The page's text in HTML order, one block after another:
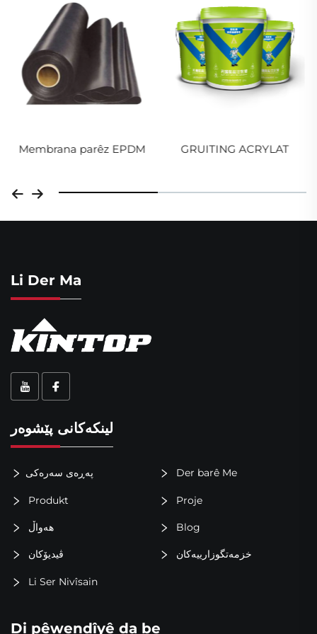
گوانگژوو
Membrana parêz EPDM GRUITING ACRYLAT
Li Der Ma
لینکەکانی پێشوەر
پەڕەی سەرەکی Der barê Me
Produkt Proje
هەواڵ Blog
ڤیدیۆکان خزمەتگوزارییەکان
Li Ser Nivîsain
Di pêwendîyê da be